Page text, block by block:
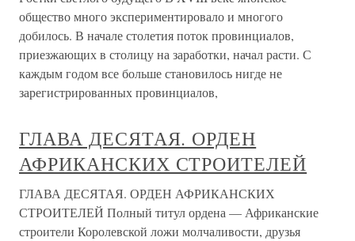
общество много экспериментировало и многого
добилось. В начале столетия поток провинциалов,
приезжающих в столицу на заработки, начал расти. С
каждым годом все больше становилось нигде не
зарегистрированных провинциалов,
ГЛАВА ДЕСЯТАЯ. ОРДЕН
АФРИКАНСКИХ СТРОИТЕЛЕЙ
ГЛАВА ДЕСЯТАЯ. ОРДЕН АФРИКАНСКИХ
СТРОИТЕЛЕЙ Полный титул ордена — Африканские
строители Королевской ложи молчаливости, друзья